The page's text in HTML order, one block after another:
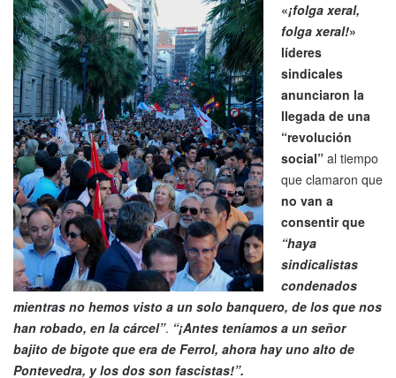
«¡folga xeral,
folga xeral!»
líderes
sindicales
anunciaron la
llegada de una
“revolución
social” al tiempo
que clamaron que
no van a
consentir que
“haya
sindicalistas
condenados
mientras no hemos visto a un solo banquero, de los que nos
han robado, en la cárcel”. “¡Antes teníamos a un señor
bajito de bigote que era de Ferrol, ahora hay uno alto de
Pontevedra, y los dos son fascistas!”.